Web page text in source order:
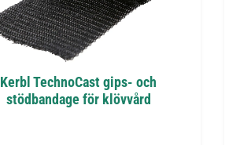
Kerbl TechnoCast gips- och
stödbandage för klövvård